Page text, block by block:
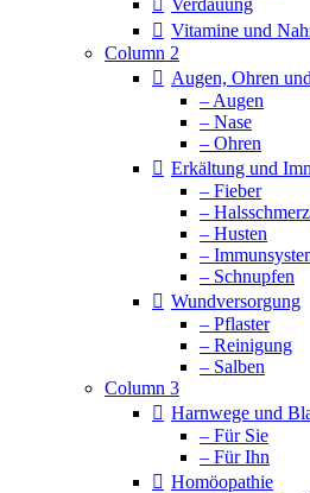
Verdauung
Vitamine und
Column 2
Augen, Ohren
– Augen
– Nase
– Ohren
Erkältung und
– Fieber
–
– Husten
–
– Schnupfen
Wundversorgung
– Pflaster
– Reinigung
– Salben
Column 3
Harnwege und
– Für Sie
– Für Ihn
Homöopathie